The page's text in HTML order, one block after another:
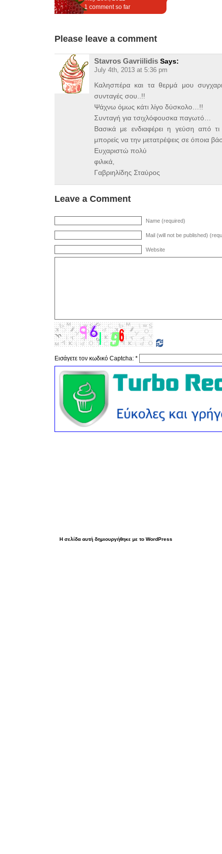
1 comment so far
Please leave a comment
Stavros Gavriilidis Says:
July 4th, 2013 at 5:36 pm
Καλησπέρα και τα θερμά μου
συνταγές σου..!!
Ψάχνω όμως κάτι λίγο δύσκολο…!!
Συνταγή για τσιχλόφουσκα παγωτό…
Βασικά με ενδιαφέρει η γεύση από τι
μπορείς να την μετατρέψεις σε όποια
Ευχαριστώ πολύ
φιλικά,
Γαβριηλίδης Σταύρος
Leave a Comment
Name (required)
Mail (will not be published)
Website
Εισάγετε τον κωδικό Captcha: *
Η σελίδα αυτή δημιουργήθηκε με το WordPress